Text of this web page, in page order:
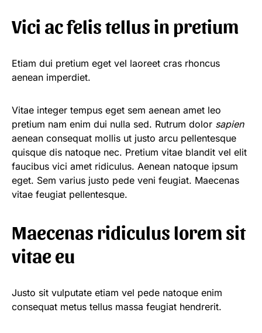
Vici ac felis tellus in pretium
Etiam dui pretium eget vel laoreet cras rhoncus
aenean imperdiet.
Vitae integer tempus eget sem aenean amet leo
pretium nam enim dui nulla sed. Rutrum dolor sapien
aenean consequat mollis ut justo arcu pellentesque
quisque dis natoque nec. Pretium vitae blandit vel elit
faucibus vici amet ridiculus. Aenean natoque ipsum
eget. Sem varius justo pede veni feugiat. Maecenas
vitae feugiat pellentesque.
Maecenas ridiculus lorem sit
vitae eu
Justo sit vulputate etiam vel pede natoque enim
consequat metus tellus massa feugiat hendrerit.